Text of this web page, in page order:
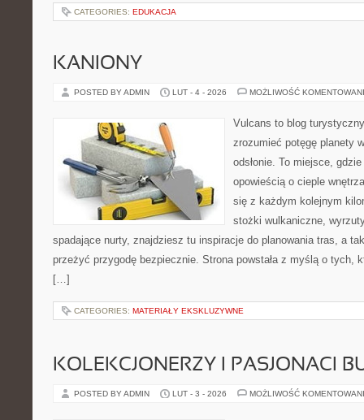
CATEGORIES: EDUKACJA
KANIONY
POSTED BY ADMIN LUT - 4 - 2026 MOŻLIWOŚĆ
Vulcans to blog
zrozumieć potęgę planety
odsłonie. To miejsce,
opowieścią o cieple
się z każdym kolejnym
stożki wulkaniczne,
spadające nurty, znajdziesz tu inspiracje do planowania tras, a
przeżyć przygodę bezpiecznie. Strona powstała z myślą o tych,
[…]
CATEGORIES: MATERIAŁY EKSKLUZYWNE
KOLEKCJONERZY I PASJONACI
POSTED BY ADMIN LUT - 3 - 2026 MOŻLIWOŚĆ